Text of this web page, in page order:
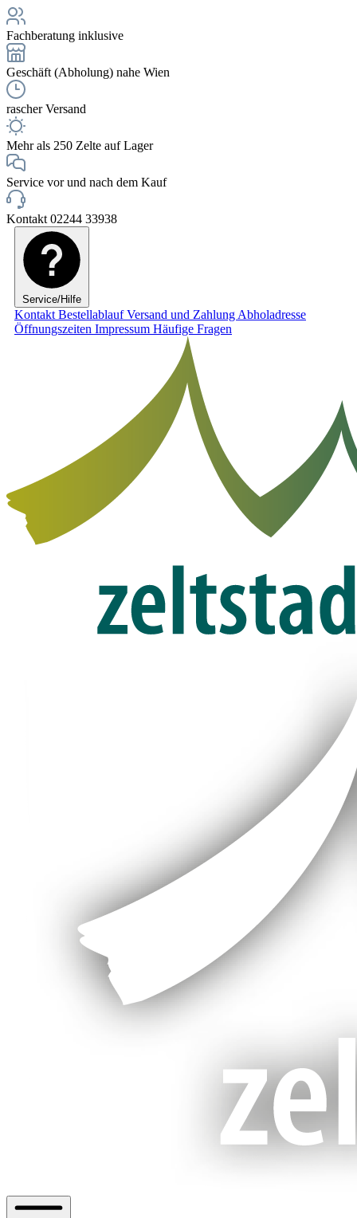
Fachberatung inklusive
Geschäft (Abholung) nahe Wien
rascher Versand
Mehr als 250 Zelte auf Lager
Service vor und nach dem Kauf
Kontakt 02244 33938
Service/Hilfe
Kontakt BestellablaufVersand und Zahlung Abholadresse
Öffnungszeiten Impressum Häufige Fragen